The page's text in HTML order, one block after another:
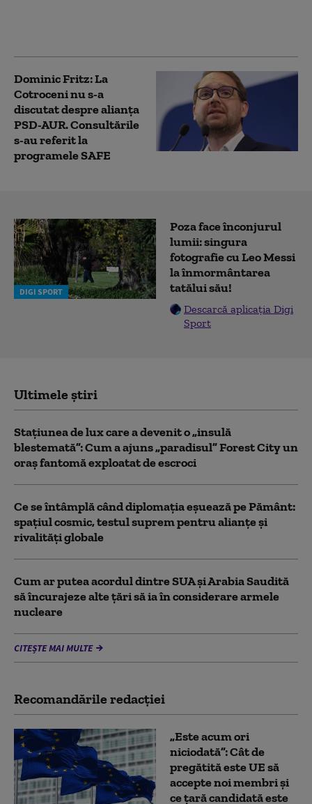
Dominic Fritz: La
Cotroceni nu s-a
discutat despre alianța
PSD-AUR. Consultările
s-au referit la
programele SAFE
DIGI SPORT
Poza face înconjurul
lumii: singura
fotografie cu Leo Messi
la înmormântarea
tatălui său!
Descarcă aplicația Digi
Sport
Ultimele știri
Stațiunea de lux care a devenit o „insulă
blestemată”: Cum a ajuns „paradisul” Forest City un
oraș fantomă exploatat de escroci
Ce se întâmplă când diplomația eșuează pe Pământ:
spațiul cosmic, testul suprem pentru alianțe și
rivalități globale
Cum ar putea acordul dintre SUA și Arabia Saudită
să încurajeze alte țări să ia în considerare armele
nucleare
CITEȘTE MAI MULTE
Recomandările redacţiei
„Este acum ori
niciodată”: Cât de
pregătită este UE să
accepte noi membri și
ce țară candidată este